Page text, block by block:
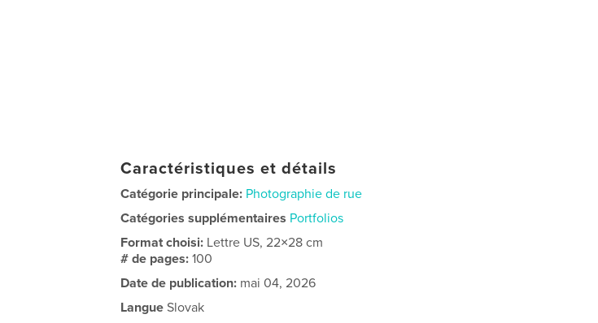
Caractéristiques et détails
Catégorie principale: Photographie de rue
Catégories supplémentaires Portfolios
Format choisi: Lettre US, 22×28 cm
# de pages:100
Date de publication: mai 04, 2026
Langue Slovak